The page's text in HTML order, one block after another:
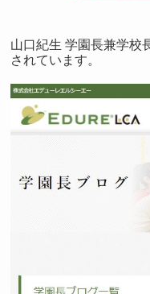
山口紀生 学園長兼学校
されています。